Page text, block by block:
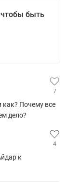
чтобы быть
7
Почему все
дело?
4
к